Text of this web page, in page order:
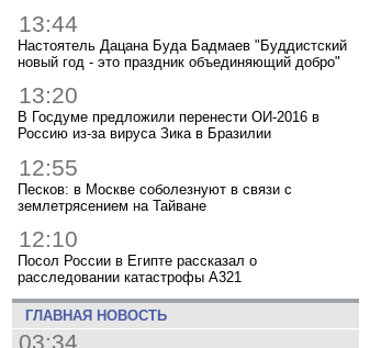
13:44
Настоятель Дацана Буда Бадмаев "Буддистский
новый год - это праздник объединяющий добро"
13:20
В Госдуме предложили перенести ОИ-2016 в
Россию из-за вируса Зика в Бразилии
12:55
Песков: в Москве соболезнуют в связи с
землетрясением на Тайване
12:10
Посол России в Египте рассказал о
расследовании катастрофы A321
ГЛАВНАЯ НОВОСТЬ
03:34